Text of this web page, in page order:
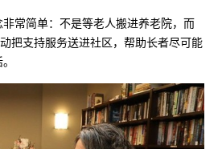
常简单：不是等老人搬进养老院，而
把支持服务送进社区，帮助长者尽可能